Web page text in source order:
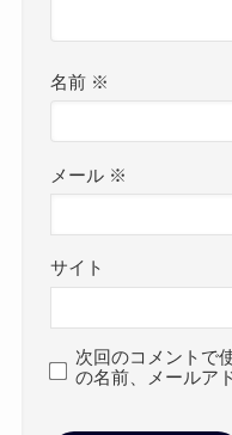
名前 ※
メール ※
サイト
次回のコメントで
の名前、メールア